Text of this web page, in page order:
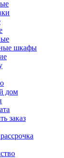
шкафы
дом
заказ